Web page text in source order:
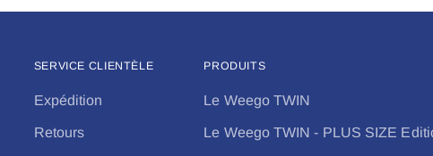
SERVICE CLIENTÈLE
Expédition
Retours
PRODUITS
Le Weego TWIN
Le Weego TWIN - PLUS SIZE